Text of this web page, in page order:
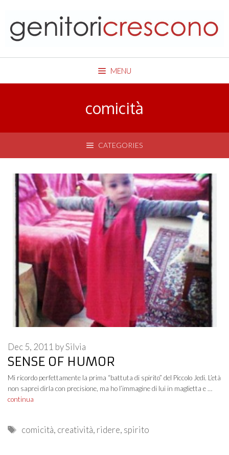
content
MENU
comicità
CATEGORIES
SENSE OF HUMOR
Dec 5, 2011 bySilvia
Mi ricordo perfettamente la prima “battuta di spirito” del Piccolo Jedi. L’età
non saprei dirla con precisione, ma ho l’immagine di lui in maglietta e …
continua
Tags
comicità, creatività, ridere, spirito